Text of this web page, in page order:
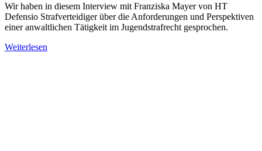
Wir haben in diesem Interview mit Franziska Mayer von HT
Defensio Strafverteidiger über die Anforderungen und Perspektiven
einer anwaltlichen Tätigkeit im Jugendstrafrecht gesprochen.
Weiterlesen